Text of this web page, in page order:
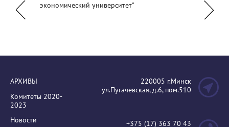
экономический университет"
АРХИВЫ
Комитеты 2020-
2023
Новости
220005 г.Минск
ул.Пугачевская, д.6, пом.510
+375 (17) 363 70 43